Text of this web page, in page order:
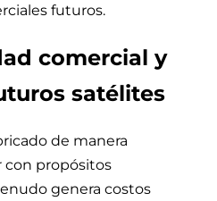
futuros.
comercial y
satélites
de manera
con propósitos
genera costos